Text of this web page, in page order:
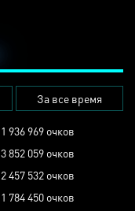
За все время
1 936 969 очков
3 852 059 очков
2 457 532 очков
1 784 450 очков